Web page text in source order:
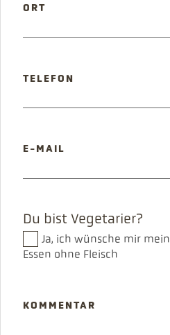
PFLICHTFELD
ORT
TELEFON
PFLICHTFELD
E-MAIL
Du bist Vegetarier?
Ja, ich wünsche mir mein
Essen ohne Fleisch
KOMMENTAR